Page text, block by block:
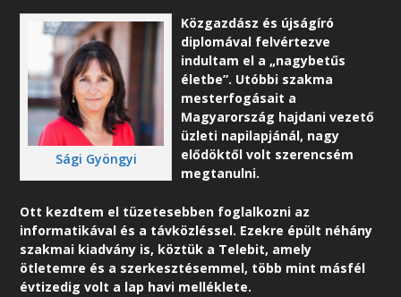
Sági Gyöngyi
Közgazdász és újságíró
diplomával felvértezve
indultam el a „nagybetűs
életbe”. Utóbbi szakma
mesterfogásait a
Magyarország hajdani vezető
üzleti napilapjánál, nagy
elődöktől volt szerencsém
megtanulni.
Ott kezdtem el tüzetesebben foglalkozni az
informatikával és a távközléssel. Ezekre épült néhány
szakmai kiadvány is, köztük a Telebit, amely
ötletemre és a szerkesztésemmel, több mint másfél
évtizedig volt a lap havi melléklete.